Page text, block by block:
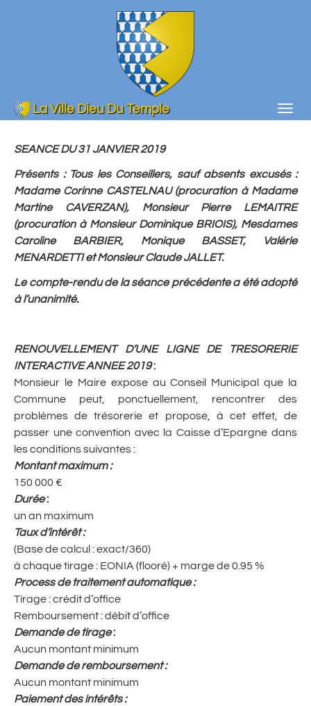
La Ville Dieu Du Temple
SEANCE DU 31 JANVIER 2019
Présents: Tous les Conseillers, sauf absents excusés :
Madame Corinne CASTELNAU (procuration à Madame
Martine CAVERZAN), Monsieur Pierre LEMAITRE
(procuration à Monsieur Dominique BRIOIS), Mesdames
Caroline BARBIER, Monique BASSET, Valérie
MENARDETTI et Monsieur Claude JALLET.
Le compte-rendu de la séance précédente a été adopté
à l’unanimité.
RENOUVELLEMENT D’UNE LIGNE DE TRESORERIE
INTERACTIVE ANNEE 2019:
Monsieur le Maire expose au Conseil Municipal que la
Commune peut, ponctuellement, rencontrer des
problèmes de trésorerie et propose, à cet effet, de
passer une convention avec la Caisse d’Epargne dans
les conditions suivantes :
Montant maximum:
150 000 €
Durée:
un an maximum
Taux d’intérêt:
(Base de calcul : exact/360)
à chaque tirage : EONIA (flooré) + marge de 0.95 %
Process de traitement automatique:
Tirage : crédit d’office
Remboursement : débit d’office
Demande de tirage:
Aucun montant minimum
Demande de remboursement:
Aucun montant minimum
Paiement des intérêts: